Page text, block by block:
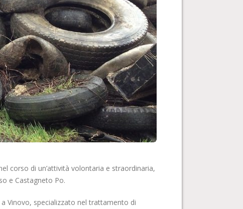
corso di un’attività volontaria e straordinaria,
e Castagneto Po.
Vinovo, specializzato nel trattamento di